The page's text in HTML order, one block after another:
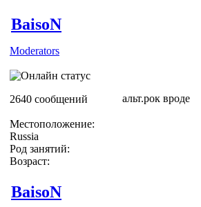
BaisoN
Moderators
2640 сообщений
Местоположение:
Russia
Род занятий:
Возраст:
альт.рок вроде
BaisoN